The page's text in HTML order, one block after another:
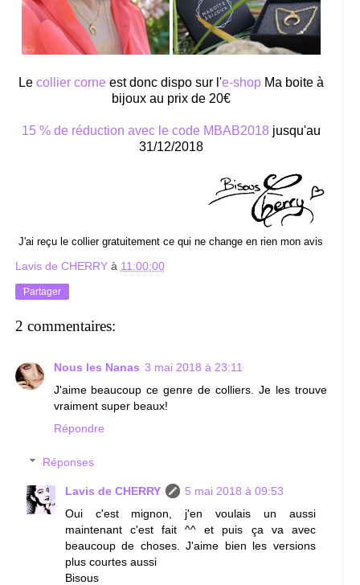
Le collier corneest donc dispo sur l'e-shopMa boite à
bijoux au prix de 20€
15 % de réduction avec le code MBAB2018 jusqu'au
31/12/2018
J'ai reçu le collier gratuitement ce qui ne change en rien mon avis
Lavis de CHERRY à 11:00:00
Partager
2 commentaires:
Nous les Nanas 3 mai 2018 à 23:11
J'aime beaucoup ce genre de colliers. Je les trouve
vraiment super beaux!
Répondre
Réponses
Lavis de CHERRY
5 mai 2018 à 09:53
Oui c'est mignon, j'en voulais un aussi
maintenant c'est fait ^^ et puis ça va avec
beaucoup de choses. J'aime bien les versions
plus courtes aussi
Bisous